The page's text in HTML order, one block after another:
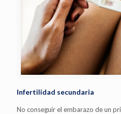
Infertilidad secundaria
No conseguir el embarazo de un